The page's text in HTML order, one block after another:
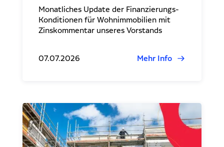
Monatliches Update der Finanzierungs-
Konditionen für Wohnimmobilien mit
Zinskommentar unseres Vorstands
07.07.2026 Mehr Info